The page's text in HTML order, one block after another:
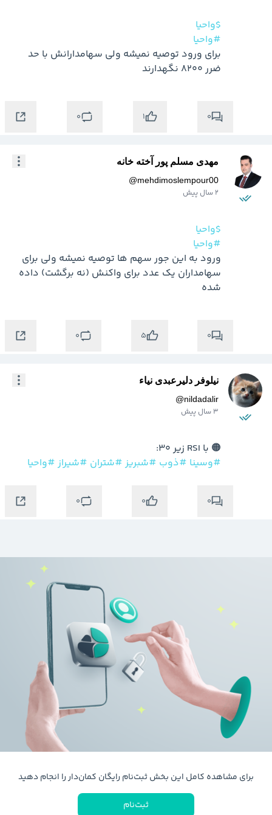
$واحیا
#واحیا
ضرر 8200 نگهدارند
0
1
0
مهدی مسلم پور آخته خانه
@mehdimoslempour00
2 سال پیش
$واحیا
#واحیا
شده
0
5
0
نیلوفر دلیرعبدی نیاء
@nildadalir
3 سال پیش
🟠 با RSI زیر 30:
#وسینا #ذوب #شبریز #شتران #شیراز #واحیا
0
0
0
برای مشاهده کامل این بخش ثبت‌نام رایگان کمان‌دار را انجام دهید
ثبت‌نام